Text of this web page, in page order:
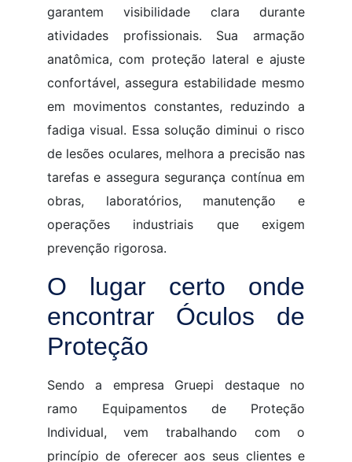
garantem visibilidade clara durante
atividades profissionais. Sua armação
anatômica, com proteção lateral e ajuste
confortável, assegura estabilidade mesmo
em movimentos constantes, reduzindo a
fadiga visual. Essa solução diminui o risco
de lesões oculares, melhora a precisão nas
tarefas e assegura segurança contínua em
obras, laboratórios, manutenção e
operações industriais que exigem
prevenção rigorosa.
O lugar certo onde
encontrar Óculos de
Proteção
Sendo a empresa Gruepi destaque no
ramo Equipamentos de Proteção
Individual, vem trabalhando com o
princípio de oferecer aos seus clientes e